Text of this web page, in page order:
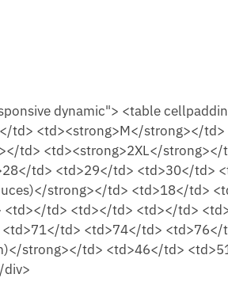
dynamic"> <table
td> <td><strong>M</strong></
td> <td><strong>2XL</
td> <td>29</td> <td>30</td>
strong></td> <td>18</td>
td> <td></td> <td></td>
td> <td>74</td>
strong></td> <td>46</td>